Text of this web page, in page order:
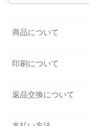
商品について
印刷について
返品交換について